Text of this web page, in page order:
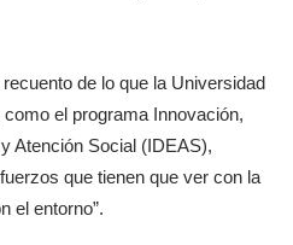
de lo que la Universidad
el programa Innovación,
Atención Social (IDEAS),
que tienen que ver con la
el entorno”.